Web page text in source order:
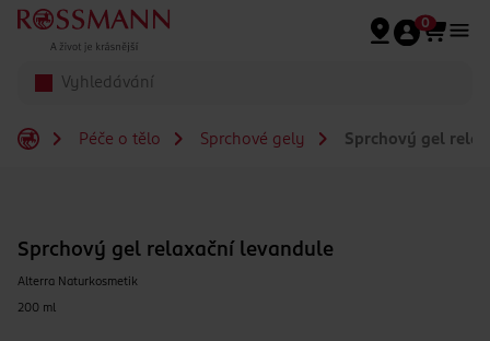
Přeskočit na hlavmní obsah
0
Péče o tělo Sprchové gely Sprchový gel
Sprchový gel relaxační levandule
Alterra Naturkosmetik
200 ml